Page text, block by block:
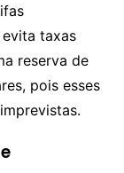
taxas
reserva de
pois esses